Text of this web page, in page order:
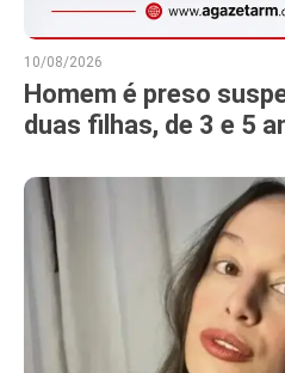
10/08/2026
Homem é preso
duas filhas, de 3 e 5